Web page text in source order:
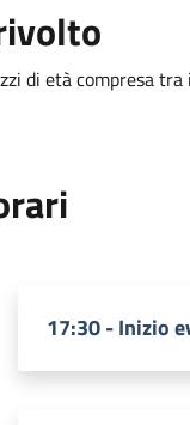
di età compresa tra i
17:30 - Inizio